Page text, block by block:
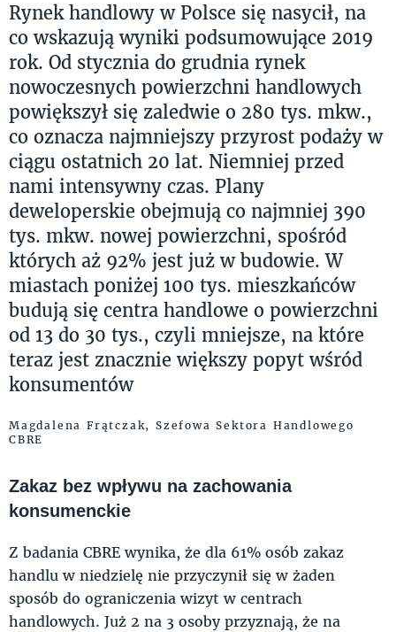
Rynek handlowy w Polsce się nasycił, na
co wskazują wyniki podsumowujące 2019
rok. Od stycznia do grudnia rynek
nowoczesnych powierzchni handlowych
powiększył się zaledwie o 280 tys. mkw.,
co oznacza najmniejszy przyrost podaży w
ciągu ostatnich 20 lat. Niemniej przed
nami intensywny czas. Plany
deweloperskie obejmują co najmniej 390
tys. mkw. nowej powierzchni, spośród
których aż 92% jest już w budowie. W
miastach poniżej 100 tys. mieszkańców
budują się centra handlowe o powierzchni
od 13 do 30 tys., czyli mniejsze, na które
teraz jest znacznie większy popyt wśród
konsumentów
Magdalena Frątczak, Szefowa Sektora Handlowego
CBRE
Zakaz bez wpływu na zachowania
konsumenckie
Z badania CBRE wynika, że dla 61% osób zakaz
handlu w niedzielę nie przyczynił się w żaden
sposób do ograniczenia wizyt w centrach
handlowych. Już 2 na 3 osoby przyznają, że na